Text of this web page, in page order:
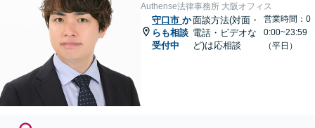
Authense法律事務所 大阪オフィス
守口市 か
らも相談
受付中
面談方法(対面・
電話・ビデオな
ど)は応相談
営業時間：0
0:00~23:59
（平日）